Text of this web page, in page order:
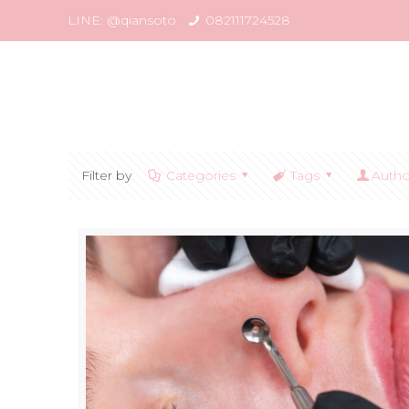
LINE: @qiansoto 082111724528
Filter by Categories Tags